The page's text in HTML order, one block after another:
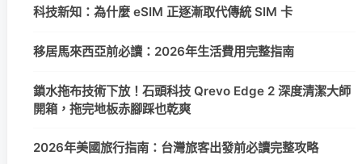
科技新知：為什麼 eSIM 正逐漸取代傳統 SIM 卡
移居馬來西亞前必讀：2026年生活費用完整指南
鎖水拖布技術下放！石頭科技 Qrevo Edge 2 深度清潔大師
開箱，拖完地板赤腳踩也乾爽
2026年美國旅行指南：台灣旅客出發前必讀完整攻略